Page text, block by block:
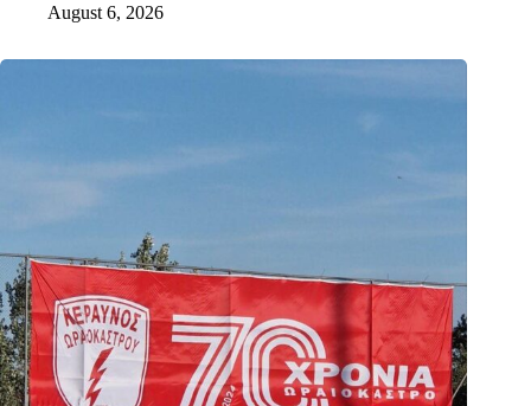
August 6, 2026